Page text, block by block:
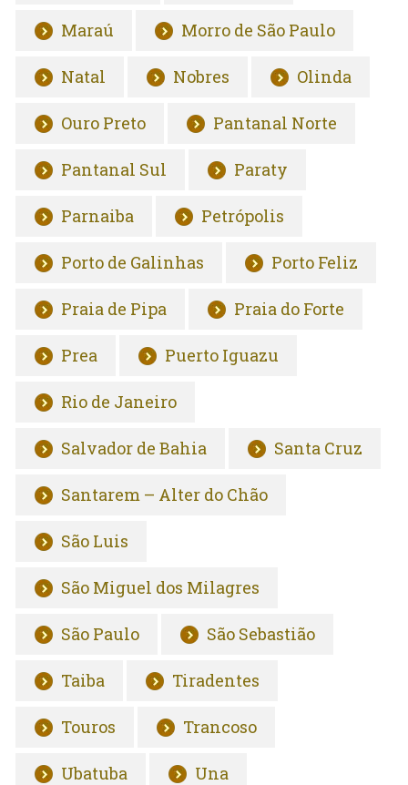
Maraú Morro de São Paulo
Natal Nobres Olinda
Ouro Preto Pantanal Norte
Pantanal Sul Paraty
Parnaiba Petrópolis
Porto de Galinhas Porto Feliz
Praia de Pipa Praia do Forte
Prea Puerto Iguazu
Rio de Janeiro
Salvador de Bahia Santa Cruz
Santarem – Alter do Chão
São Luis
São Miguel dos Milagres
São Paulo São Sebastião
Taiba Tiradentes
Touros Trancoso
Ubatuba Una